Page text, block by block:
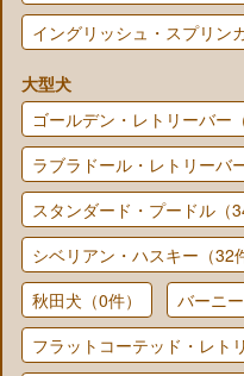
イングリッシュ・スプリン
大型犬
ゴールデン・レトリーバー
ラブラドール・レトリーバ
スタンダード・プードル（
シベリアン・ハスキー（32
秋田犬（0件）
バーニ
フラットコーテッド・レト